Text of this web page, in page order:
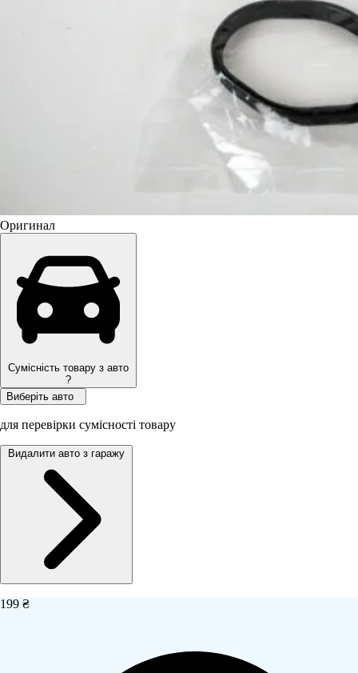
Оригинал
Сумісність товару з авто
?
Виберіть авто
для перевірки сумісності товару
Видалити авто з гаражу
199 ₴